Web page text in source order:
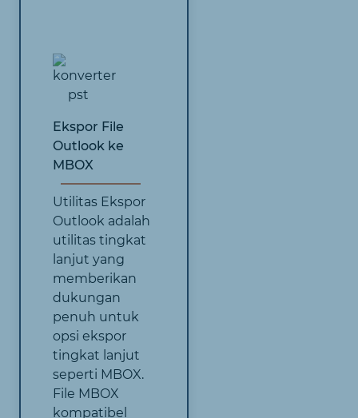
Ekspor File
Outlook ke
MBOX
Utilitas Ekspor
Outlook adalah
utilitas tingkat
lanjut yang
memberikan
dukungan
penuh untuk
opsi ekspor
tingkat lanjut
seperti MBOX.
File MBOX
kompatibel